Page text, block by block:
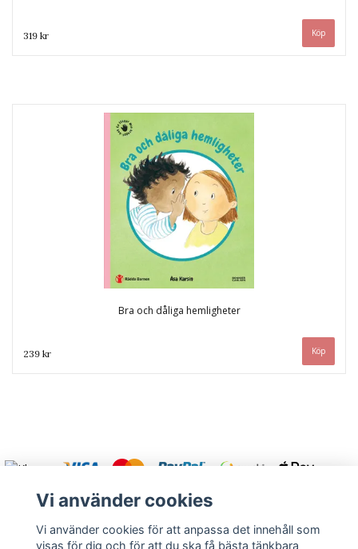
319 kr
Bra och dåliga hemligheter
239 kr
Vi använder cookies
Vi använder cookies för att anpassa det innehåll som
visas för dig och för att du ska få bästa tänkbara